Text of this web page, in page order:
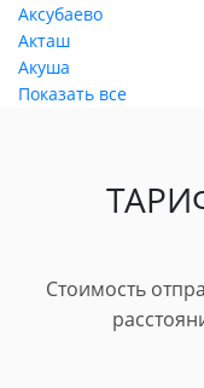
Аксубаево
Акташ
Акуша
Показать все
Стоимость